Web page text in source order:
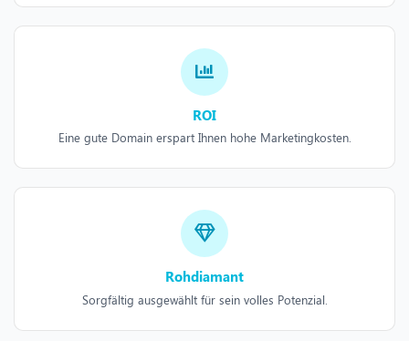
ROI
Eine gute Domain erspart Ihnen hohe Marketingkosten.
Rohdiamant
Sorgfältig ausgewählt für sein volles Potenzial.